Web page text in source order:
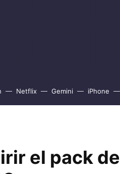
Netflix Gemini iPhone
el pack de